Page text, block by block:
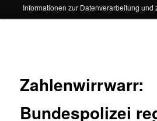
Informationen zur Datenverarbeitung und
Zahlenwirrwarr:
Bundespolizei